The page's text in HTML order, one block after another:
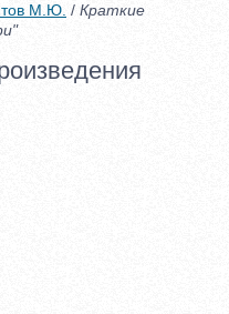
М.Ю. / Краткие